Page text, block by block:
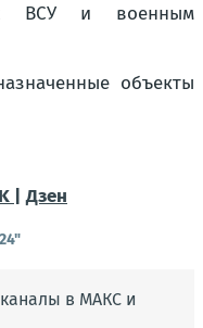
ВСУ и военным
объекты
| Дзен
в МАКС и